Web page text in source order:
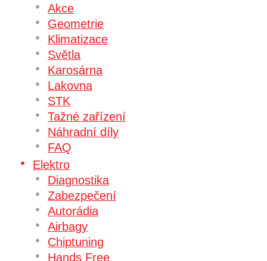
Akce
Geometrie
Klimatizace
Světla
Karosárna
Lakovna
STK
Tažné zařízení
Náhradní díly
FAQ
Elektro
Diagnostika
Zabezpečení
Autorádia
Airbagy
Chiptuning
Hands Free